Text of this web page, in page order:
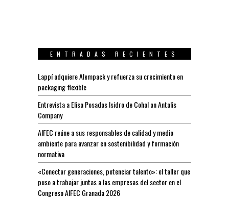
ENTRADAS RECIENTES
Lappí adquiere Alempack y refuerza su crecimiento en
packaging flexible
Entrevista a Elisa Posadas Isidro de Cohal an Antalis
Company
AIFEC reúne a sus responsables de calidad y medio
ambiente para avanzar en sostenibilidad y formación
normativa
«Conectar generaciones, potenciar talento»: el taller que
puso a trabajar juntas a las empresas del sector en el
Congreso AIFEC Granada 2026